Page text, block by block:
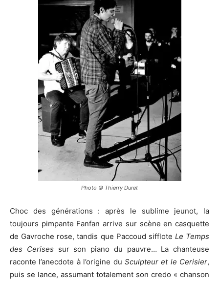
Photo © Thierry Duret
Choc des générations : après le sublime jeunot, la
toujours pimpante Fanfan arrive sur scène en casquette
de Gavroche rose, tandis que Paccoud sifflote Le Temps
des Cerises sur son piano du pauvre… La chanteuse
raconte l’anecdote à l’origine du Sculpteur et le Cerisier,
puis se lance, assumant totalement son credo « chanson